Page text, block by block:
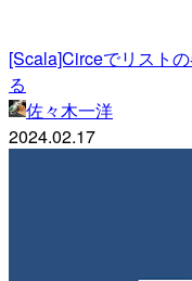
[Scala]Circeでリスト
る
佐々木一洋
2024.02.17